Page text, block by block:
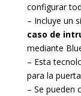
configurar
– Incluye un
caso de
mediante
– Esta
para la
– Se pueden